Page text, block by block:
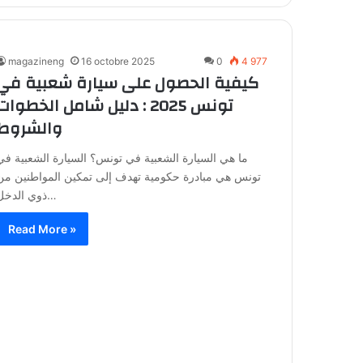
magazineng 16 octobre 2025 0 4 977
كيفية الحصول على سيارة شعبية
تونس 2025 : دليل شامل
ما هي السيارة الشعبية في تونس؟ السيارة الشعبية
تونس هي مبادرة حكومية تهدف إلى تمكين المواطنين
ذوي الدخل…
Read More »